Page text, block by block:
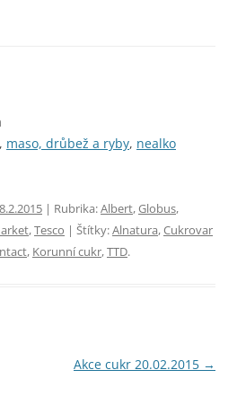
, maso, drůbež a ryby, nealko
| Rubrika:Albert,Globus,
,Tesco | Štítky:Alnatura,Cukrovar
, Korunní cukr,TTD.
Akce cukr 20.02.2015 →